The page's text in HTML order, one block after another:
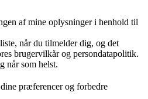
af mine oplysninger i henhold til
når du tilmelder dig, og det
brugervilkår og persondatapolitik.
når som helst.
præferencer og forbedre